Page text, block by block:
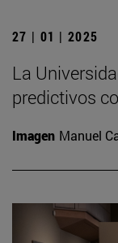
27 | 01 | 2025
La
predictivos
Imagen Manuel